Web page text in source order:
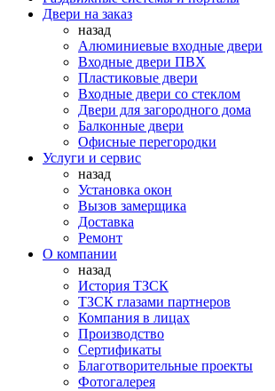
Двери на заказ
назад
Алюминиевые входные двери
Входные двери ПВХ
Пластиковые двери
Входные двери со стеклом
Двери для загородного дома
Балконные двери
Офисные перегородки
Услуги и сервис
назад
Установка окон
Вызов замерщика
Доставка
Ремонт
О компании
назад
История ТЗСК
ТЗСК глазами партнеров
Компания в лицах
Производство
Сертификаты
Благотворительные проекты
Фотогалерея